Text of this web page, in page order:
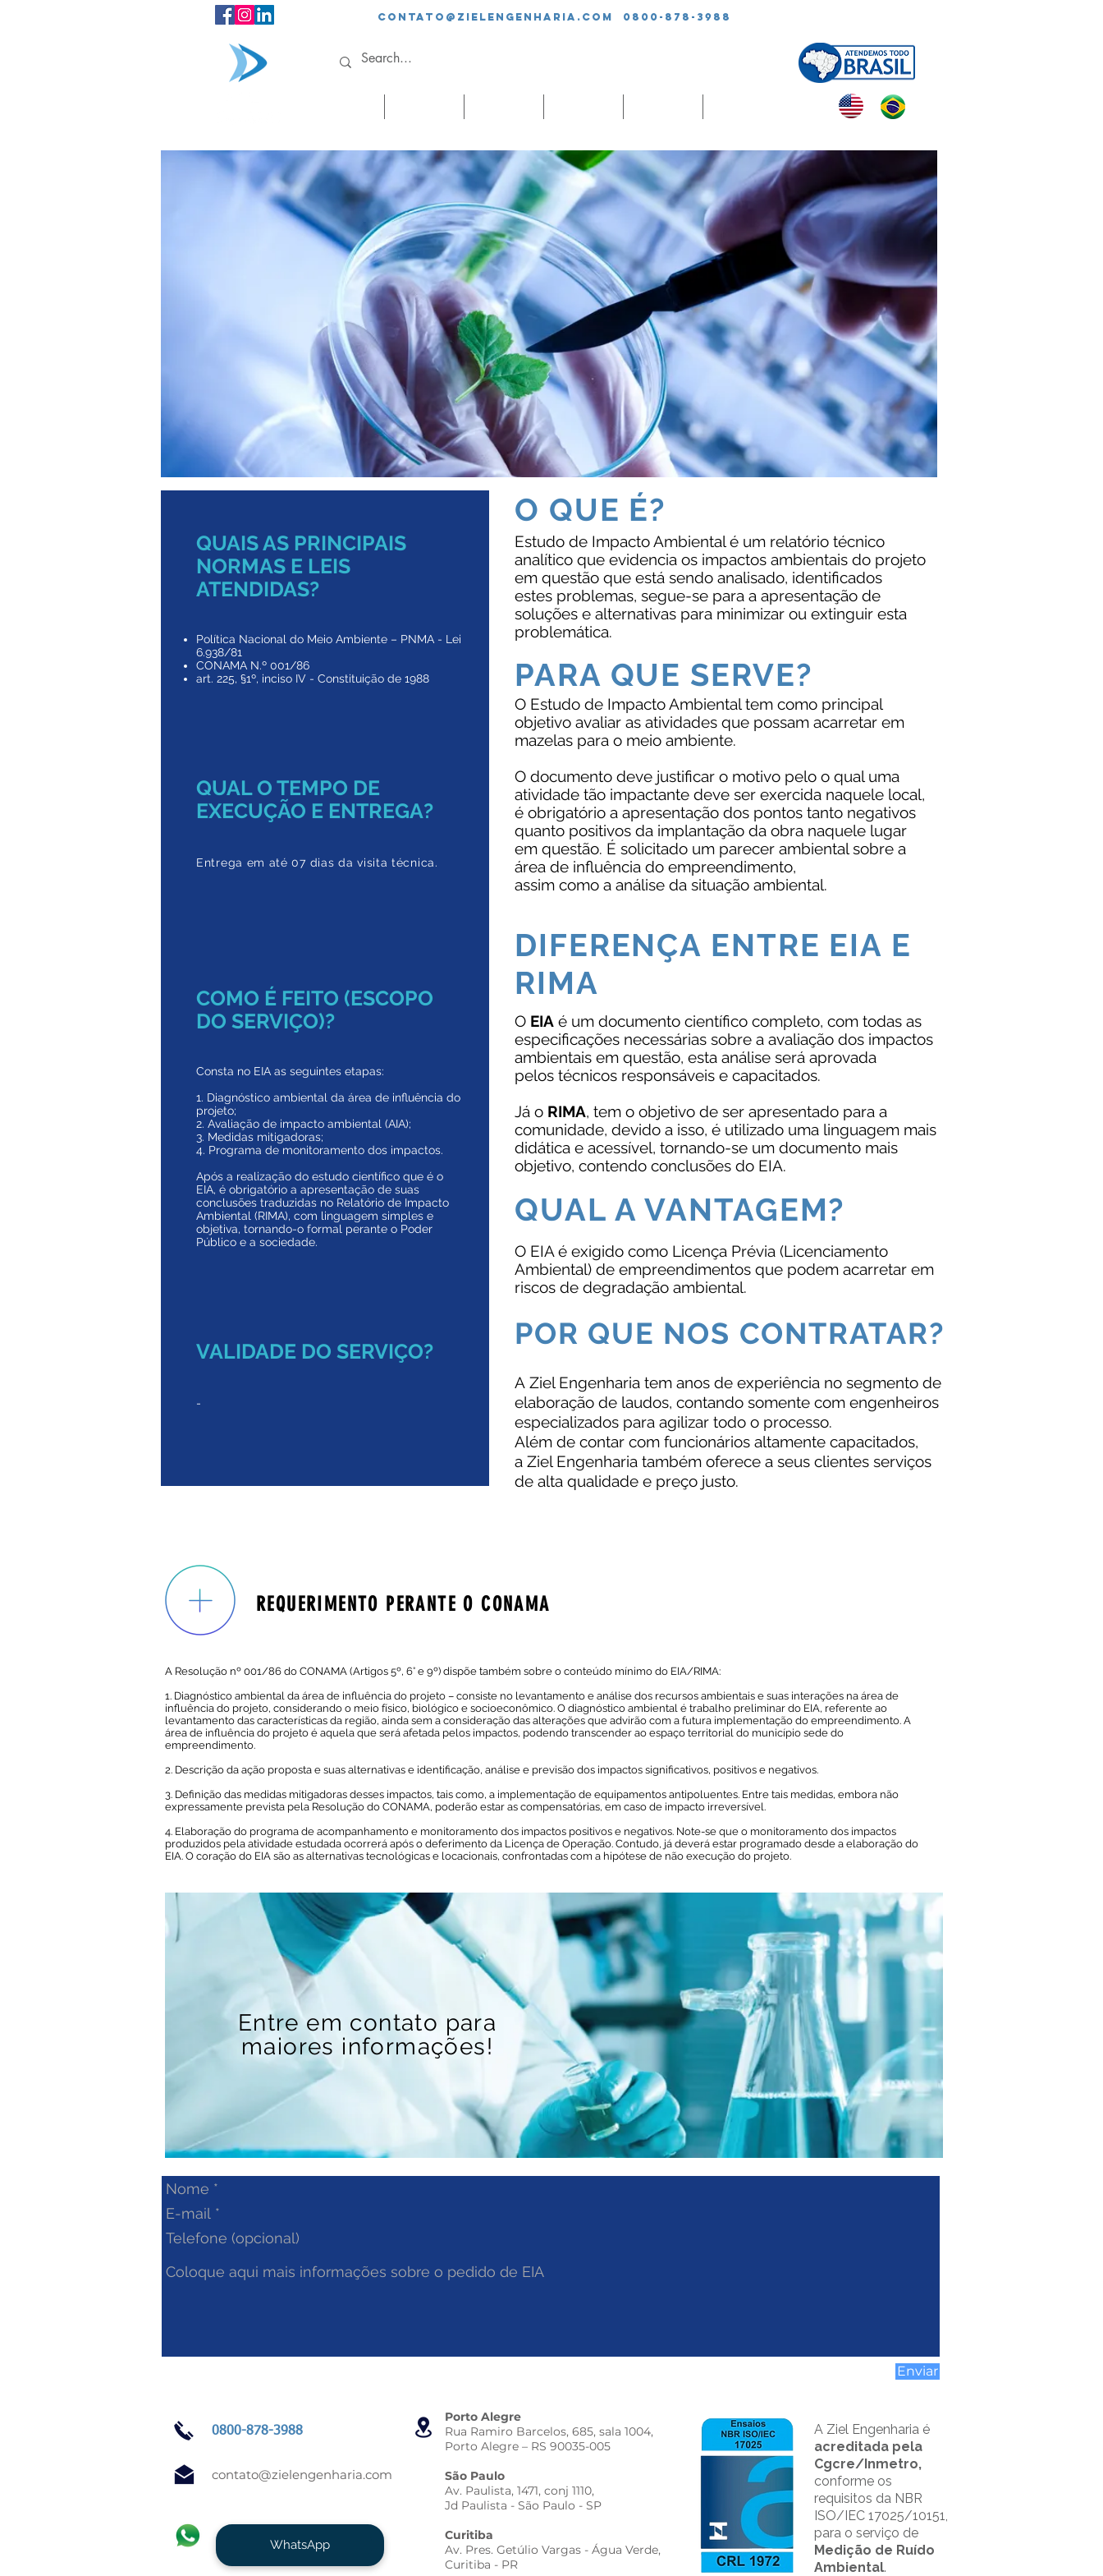
contato@zielengenharia.com 0800-878-3988
QUAIS AS PRINCIPAIS
NORMAS E LEIS
ATENDIDAS?
Política Nacional do Meio Ambiente – PNMA - Lei
6.938/81
CONAMA N.º 001/86
art. 225, §1º, inciso IV - Constituição de 1988
QUAL O TEMPO DE
EXECUÇÃO E ENTREGA?
Entrega em até 07 dias da visita técnica.
COMO É FEITO (ESCOPO
DO SERVIÇO)?
Consta no EIA as seguintes etapas:
1. Diagnóstico ambiental da área de influência do
projeto;
2. Avaliação de impacto ambiental (AIA);
3. Medidas mitigadoras;
4. Programa de monitoramento dos impactos.
Após a realização do estudo científico que é o
EIA, é obrigatório a apresentação de suas
conclusões traduzidas no Relatório de Impacto
Ambiental (RIMA), com linguagem simples e
objetiva, tornando-o formal perante o Poder
Público e a sociedade.
VALIDADE DO SERVIÇO?
-
O QUE É?
Estudo de Impacto Ambiental é um relatório técnico
analítico que evidencia os impactos ambientais do projeto
em questão que está sendo analisado, identificados
estes problemas, segue-se para a apresentação de
soluções e alternativas para minimizar ou extinguir esta
problemática.
PARA QUE SERVE?
O Estudo de Impacto Ambiental tem como principal
objetivo avaliar as atividades que possam acarretar em
mazelas para o meio ambiente.
O documento deve justificar o motivo pelo o qual uma
atividade tão impactante deve ser exercida naquele local,
é obrigatório a apresentação dos pontos tanto negativos
quanto positivos da implantação da obra naquele lugar
em questão. É solicitado um parecer ambiental sobre a
área de influência do empreendimento,
assim como a análise da situação ambiental.
DIFERENÇA ENTRE EIA E
RIMA
O EIA é um documento científico completo, com todas as
especificações necessárias sobre a avaliação dos impactos
ambientais em questão, esta análise será aprovada
pelos técnicos responsáveis e capacitados.
Já o RIMA, tem o objetivo de ser apresentado para a
comunidade, devido a isso, é utilizado uma linguagem mais
didática e acessível, tornando-se um documento mais
objetivo, contendo conclusões do EIA.
QUAL A VANTAGEM?
O EIA é exigido como Licença Prévia (Licenciamento
Ambiental) de empreendimentos que podem acarretar em
riscos de degradação ambiental.
POR QUE NOS CONTRATAR?
A Ziel Engenharia tem anos de experiência no segmento de
elaboração de laudos, contando somente com engenheiros
especializados para agilizar todo o processo.
Além de contar com funcionários altamente capacitados,
a Ziel Engenharia também oferece a seus clientes serviços
de alta qualidade e preço justo.
REQUERIMENTO PERANTE O CONAMA
A Resolução nº 001/86 do CONAMA (Artigos 5º, 6° e 9º) dispõe também sobre o conteúdo mínimo do EIA/RIMA:
1. Diagnóstico ambiental da área de influência do projeto – consiste no levantamento e análise dos recursos ambientais e suas interações na área de
influência do projeto, considerando o meio físico, biológico e socioeconômico. O diagnóstico ambiental é trabalho preliminar do EIA, referente ao
levantamento das características da região, ainda sem a consideração das alterações que advirão com a futura implementação do empreendimento. A
área de influência do projeto é aquela que será afetada pelos impactos, podendo transcender ao espaço territorial do município sede do
empreendimento.
2. Descrição da ação proposta e suas alternativas e identificação, análise e previsão dos impactos significativos, positivos e negativos.
3. Definição das medidas mitigadoras desses impactos, tais como, a implementação de equipamentos antipoluentes. Entre tais medidas, embora não
expressamente prevista pela Resolução do CONAMA, poderão estar as compensatórias, em caso de impacto irreversível.
4. Elaboração do programa de acompanhamento e monitoramento dos impactos positivos e negativos. Note-se que o monitoramento dos impactos
produzidos pela atividade estudada ocorrerá após o deferimento da Licença de Operação. Contudo, já deverá estar programado desde a elaboração do
EIA. O coração do EIA são as alternativas tecnológicas e locacionais, confrontadas com a hipótese de não execução do projeto.
Entre em contato para
maiores informações!
Enviar
0800-878-3988
contato@zielengenharia.com
WhatsApp
A Ziel Engenharia é
acreditada pela
Cgcre/Inmetro,
conforme os
requisitos da NBR
ISO/IEC 17025/10151,
para o serviço de
Medição de Ruído
Ambiental.
Porto Alegre
Rua Ramiro Barcelos, 685, sala 1004,
Porto Alegre – RS 90035-005
São Paulo
Av. Paulista, 1471, conj 1110,
Jd Paulista - São Paulo - SP
Curitiba
Av. Pres. Getúlio Vargas - Água Verde,
Curitiba - PR